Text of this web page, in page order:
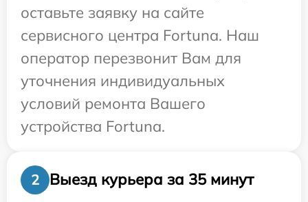
оставьте заявку на сайте
сервисного центра Fortuna. Наш
оператор перезвонит Вам для
уточнения индивидуальных
условий ремонта Вашего
устройства Fortuna.
2 Выезд курьера за 35 минут